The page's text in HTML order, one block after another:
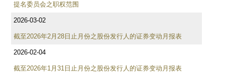
提名委员会之职权范围
2026-03-02
截至2026年2月28日止月份之股份发行人的证券变动月报表
2026-02-04
截至2026年1月31日止月份之股份发行人的证券变动月报表